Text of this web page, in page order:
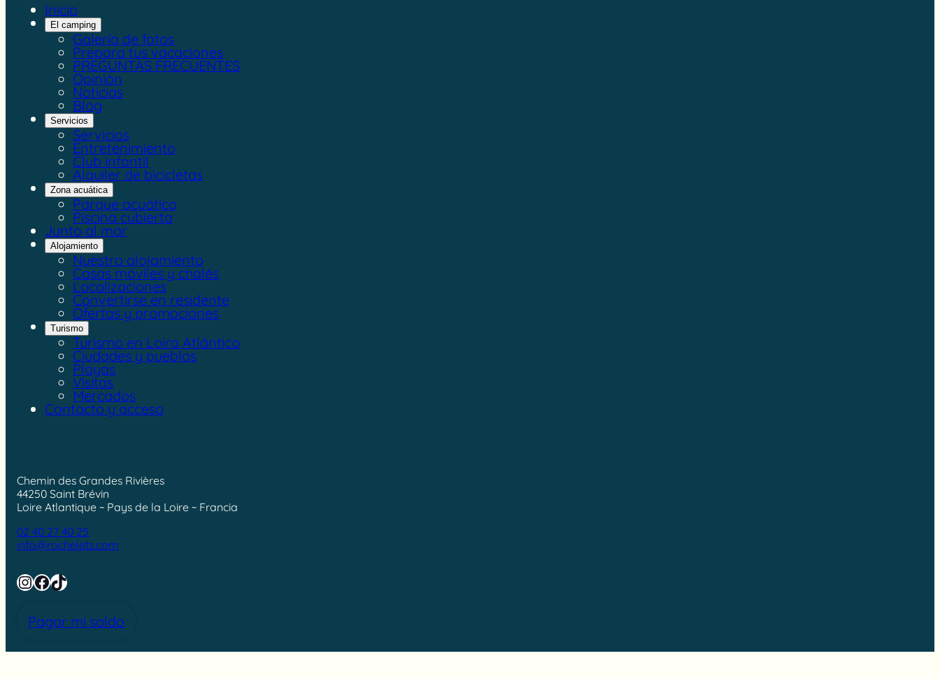
Inicio
El camping
Galería de fotos
Prepara tus vacaciones
PREGUNTAS FRECUENTES
Opinión
Noticias
Blog
Servicios
Servicios
Entretenimiento
Club infantil
Alquiler de bicicletas
Zona acuática
Parque acuático
Piscina cubierta
Junto al mar
Alojamiento
Nuestro alojamiento
Casas móviles y chalés
Localizaciones
Convertirse en residente
Ofertas y promociones
Turismo
Turismo en Loira Atlántico
Ciudades y pueblos
Playas
Visitas
Mercados
Contacto y acceso
Chemin des Grandes Rivières
44250 Saint Brévin
Loire Atlantique ~ Pays de la Loire ~ Francia
02 40 27 40 25
info@rochelets.com
Instagram
Facebook
TikTok
Pagar mi saldo